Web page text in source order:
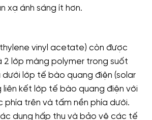
xạ ánh sáng ít hơn.
vinyl acetate) còn được
2 lớp màng polymer trong suốt
lớp tế bào quang điện (solar
kết lớp tế bào quang điện với
phía trên và tấm nền phía dưới.
dụng hấp thụ và bảo vệ các tế